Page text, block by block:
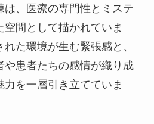
は、医療の専門性とミステ
空間として描かれていま
た環境が生む緊張感と、
や患者たちの感情が織り成
を一層引き立てていま